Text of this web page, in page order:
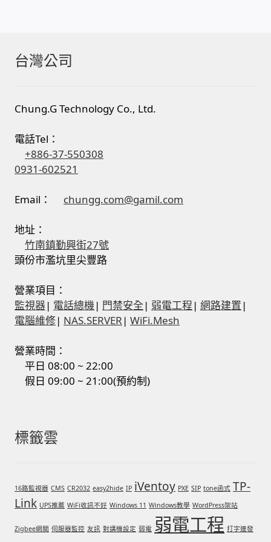
台灣公司
Chung.G Technology Co., Ltd.
電話Tel：
+886-37-550308
0931-602521
Email： chungg.com@gamil.com
地址：
竹南鎮勤興街27號
頭份市濫坑里尖豐路
營業項目：
監視器| 電話總機| 門禁安全 | 弱電工程 |網路建置 |
電腦維修| NAS.SERVER |WiFi.Mesh
營業時間：
平日 08:00 ~ 22:00
假日 09:00 ~ 21:00(預約制)
標籤雲
16路監視器 CMS CR2032 easy2hide IP iVentoy PXE SIP tone函式 TP-
Link UPS推薦 WiFi收訊不好 Windows 11 Windows教學 WordPress架站
Zigbee網關 伺服器監控 友訊 對講機設定 弱電 弱電工程 打字連發